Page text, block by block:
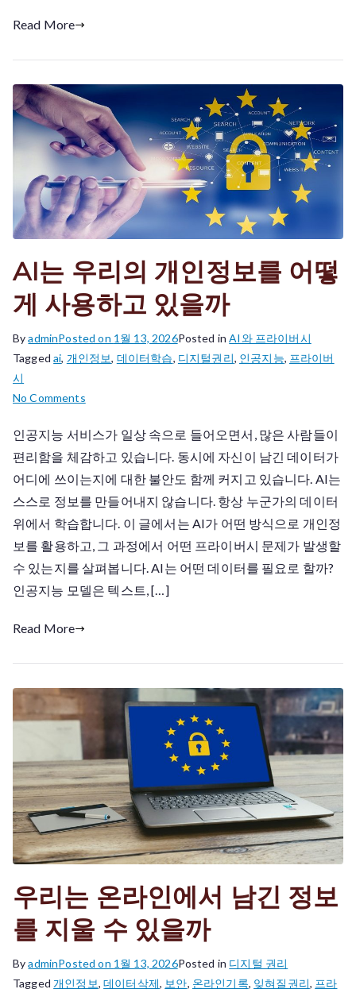
법
을
따
를
까
Read More
AI는 우리의 개인정보를 어떻
게 사용하고 있을까
ByadminPosted on 1월 13, 2026Posted inAI와 프라이버시
Taggedai, 개인정보, 데이터학습, 디지털권리, 인공지능, 프라이버
시
No Commentson
는
우
리
의
개
정
보
를
을
까
인공지능 서비스가 일상 속으로 들어오면서, 많은 사람들이
편리함을 체감하고 있습니다. 동시에 자신이 남긴 데이터가
어디에 쓰이는지에 대한 불안도 함께 커지고 있습니다. AI는
스스로 정보를 만들어내지 않습니다. 항상 누군가의 데이터
위에서 학습합니다. 이 글에서는 AI가 어떤 방식으로 개인정
보를 활용하고, 그 과정에서 어떤 프라이버시 문제가 발생할
수 있는지를 살펴봅니다. AI는 어떤 데이터를 필요로 할까?
인공지능 모델은 텍스트, […]
Read More
우리는 온라인에서 남긴 정보
를 지울 수 있을까
ByadminPosted on 1월 13, 2026Posted in 디지털 권리
Tagged 개인정보,데이터삭제, 보안, 온라인기록, 잊혀질권리, 프라